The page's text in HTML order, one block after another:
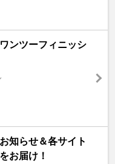
ンツーフィニッシ
知らせ＆各サイト
お届け！